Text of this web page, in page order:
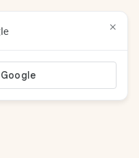
×